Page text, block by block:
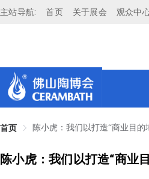
主站导航: 首页 关于展会 观众中
首页 陈小虎：我们以打造“商业目
陈小虎：我们以打造“商业